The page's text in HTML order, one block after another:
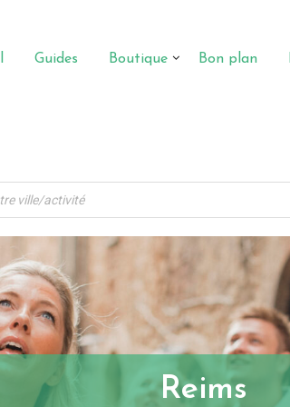
Guides Boutique Bon plan
Reims